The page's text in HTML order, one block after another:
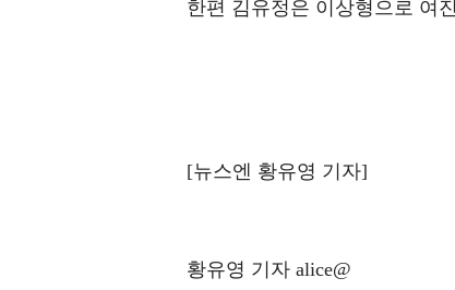
한편 김유정은 이상형으로 여
[뉴스엔 황유영 기자]
황유영 기자 alice@